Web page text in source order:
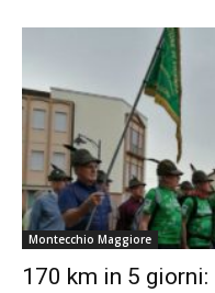
Montecchio Maggiore
170 km in 5 giorni: